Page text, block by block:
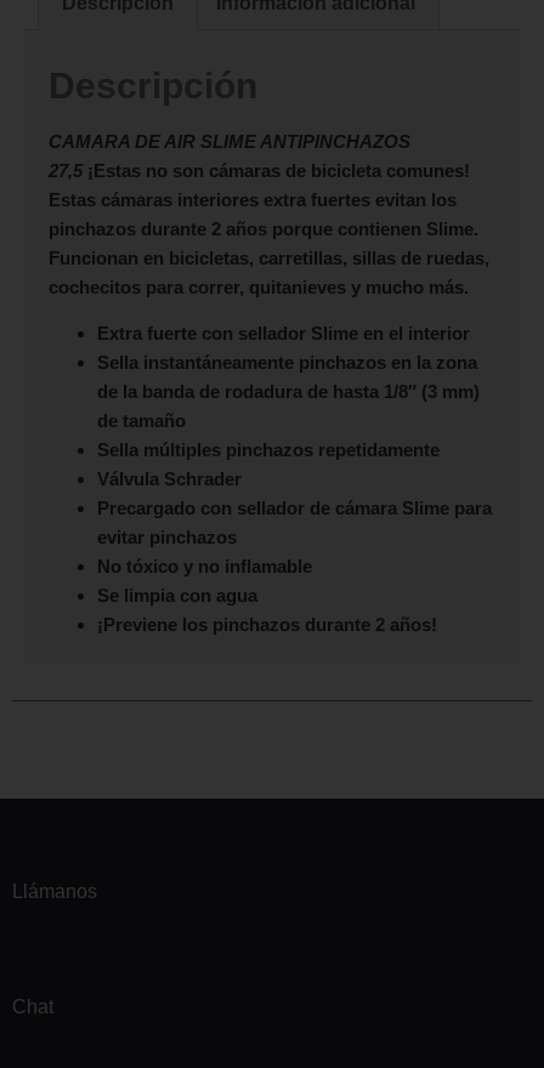
Descripción
CAMARA DE AIR SLIME ANTIPINCHAZOS
27,5 ¡Estas no son cámaras de bicicleta comunes!
Estas cámaras interiores extra fuertes evitan los
pinchazos durante 2 años porque contienen Slime.
Funcionan en bicicletas, carretillas, sillas de ruedas,
cochecitos para correr, quitanieves y mucho más.
Extra fuerte con sellador Slime en el interior
Sella instantáneamente pinchazos en la zona
de la banda de rodadura de hasta 1/8″ (3 mm)
de tamaño
Sella múltiples pinchazos repetidamente
Válvula Schrader
Precargado con sellador de cámara Slime para
evitar pinchazos
No tóxico y no inflamable
Se limpia con agua
¡Previene los pinchazos durante 2 años!
Llámanos
Chat